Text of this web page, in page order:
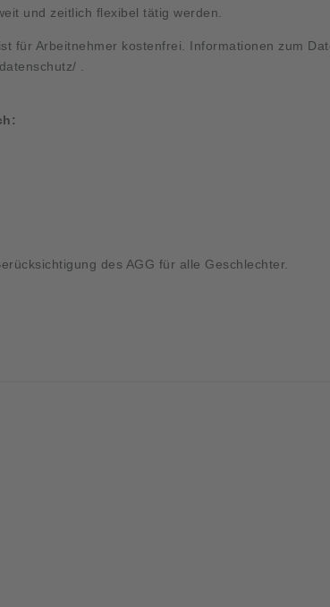
und zeitlich flexibel tätig werden.
für Arbeitnehmer kostenfrei. Informationen zum
des AGG für alle Geschlechter.